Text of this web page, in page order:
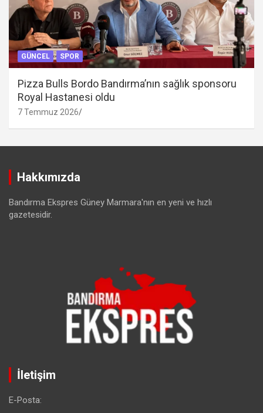
GÜNCEL SPOR
Pizza Bulls Bordo Bandırma’nın sağlık sponsoru
Royal Hastanesi oldu
7 Temmuz 2026
Hakkımızda
Bandırma Ekspres Güney Marmara'nın en yeni ve hızlı
gazetesidir.
İletişim
E-Posta: